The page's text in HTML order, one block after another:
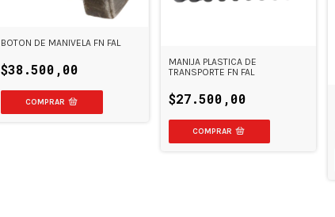
BOTON DE MANIVELA FN FAL
$38.500,00
MANIJA PLASTICA DE
TRANSPORTE FN FAL
$27.500,00